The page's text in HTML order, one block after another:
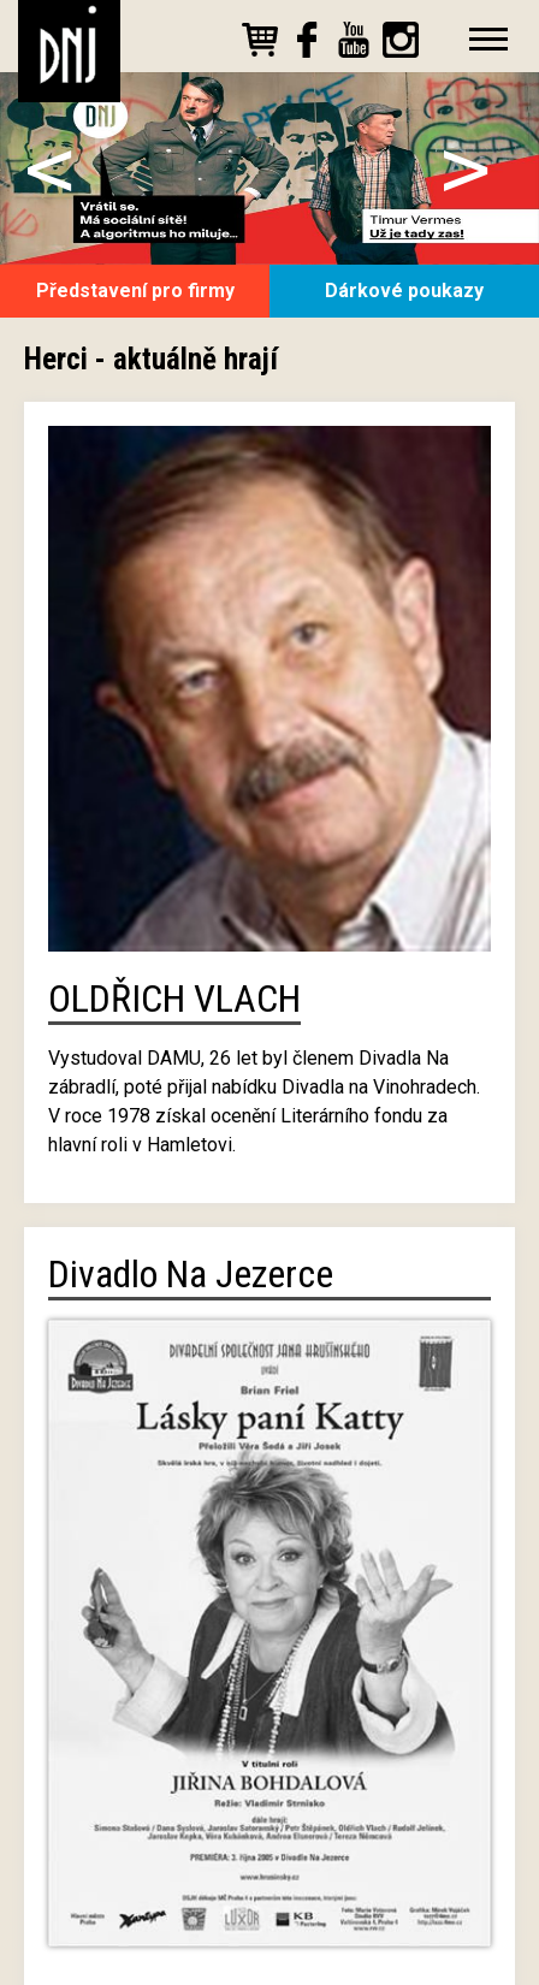
< >
Představení pro firmy Dárkové poukazy
Herci - aktuálně hrají
OLDŘICH VLACH
Vystudoval DAMU, 26 let byl členem Divadla Na
zábradlí, poté přijal nabídku Divadla na Vinohradech.
V roce 1978 získal ocenění Literárního fondu za
hlavní roli v Hamletovi.
Divadlo Na Jezerce